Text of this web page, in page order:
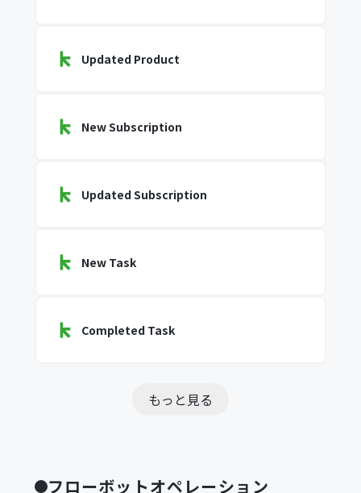
Updated Product
New Subscription
Updated Subscription
New Task
Completed Task
もっと見る
フローボットオペレーション